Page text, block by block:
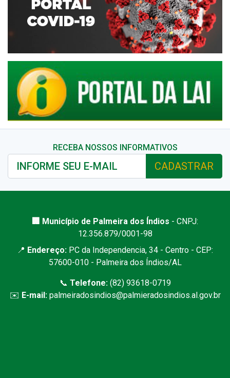
RECEBA NOSSOS INFORMATIVOS
CADASTRAR
🏢 Município de Palmeira dos Índios - CNPJ:
12.356.879/0001-98
📍 Endereço: PC da Independencia, 34 - Centro - CEP:
57600-010 - Palmeira dos Índios/AL
📞 Telefone:(82) 93618-0719
✉️ E-mail: palmeiradosindios@palmieradosindios.al.gov.br